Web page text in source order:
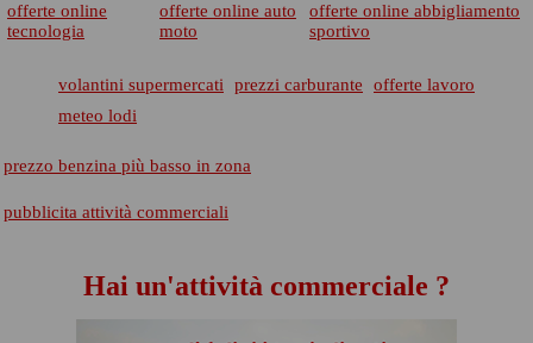
offerte online
tecnologia
offerte online auto
moto
offerte online abbigliamento
sportivo
volantini supermercati prezzi carburante
offerte lavoro
meteo lodi
prezzo benzina più basso in zona
pubblicita attività commerciali
Hai un'attività commerciale ?